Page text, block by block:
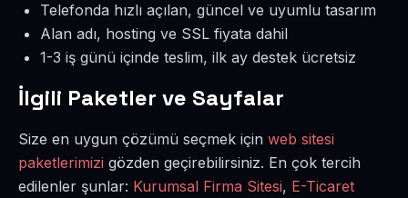
Telefonda hızlı açılan, güncel ve uyumlu tasarım
Alan adı, hosting ve SSL fiyata dahil
1-3 iş günü içinde teslim, ilk ay destek ücretsiz
İlgili Paketler ve Sayfalar
Size en uygun çözümü seçmek için web sitesi
paketlerimizi gözden geçirebilirsiniz. En çok tercih
edilenler şunlar: Kurumsal Firma Sitesi, E-Ticaret